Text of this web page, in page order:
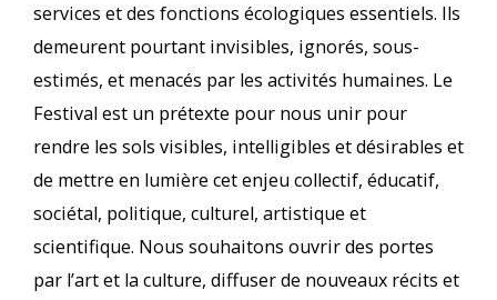
services et des fonctions écologiques essentiels. Ils
demeurent pourtant invisibles, ignorés, sous-
estimés, et menacés par les activités humaines. Le
Festival est un prétexte pour nous unir pour
rendre les sols visibles, intelligibles et désirables et
de mettre en lumière cet enjeu collectif, éducatif,
sociétal, politique, culturel, artistique et
scientifique. Nous souhaitons ouvrir des portes
par l’art et la culture, diffuser de nouveaux récits et